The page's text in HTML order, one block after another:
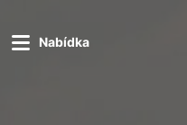
Nabídka